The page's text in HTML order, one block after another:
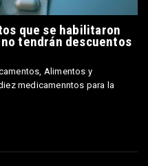
que se habilitaron
tendrán descuentos
Alimentos y
medicamenntos para la